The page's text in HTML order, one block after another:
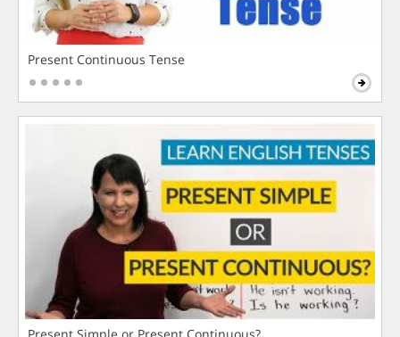
Present Continuous Tense
Present Simple or Present Continuous?